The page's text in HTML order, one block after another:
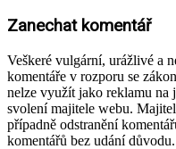
Zanechat komentář
Veškeré vulgární, urážlivé a
komentáře v rozporu se
nelze využít jako reklamu na
svolení majitele webu.
případně odstranění
komentářů bez udání důvodu.